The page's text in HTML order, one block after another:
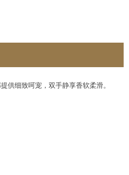
供细致呵宠，双手静享香软柔滑。